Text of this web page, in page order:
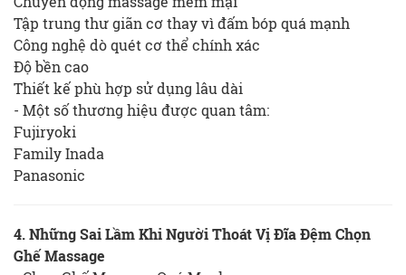
Tập trung thư giãn cơ thay vì đấm bóp quá mạnh
Công nghệ dò quét cơ thể chính xác
Độ bền cao
Thiết kế phù hợp sử dụng lâu dài
- Một số thương hiệu được quan tâm:
Fujiryoki
Family Inada
Panasonic
4. Những Sai Lầm Khi Người Thoát Vị Đĩa Đệm Chọn
Ghế Massage